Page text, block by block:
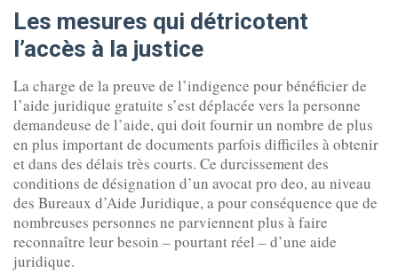
Les mesures qui détricotent
l’accès à la justice
La charge de la preuve de l’indigence pour bénéficier de
l’aide juridique gratuite s’est déplacée vers la personne
demandeuse de l’aide, qui doit fournir un nombre de plus
en plus important de documents parfois difficiles à obtenir
et dans des délais très courts. Ce durcissement des
conditions de désignation d’un avocat pro deo, au niveau
des Bureaux d’Aide Juridique, a pour conséquence que de
nombreuses personnes ne parviennent plus à faire
reconnaître leur besoin – pourtant réel – d’une aide
juridique.